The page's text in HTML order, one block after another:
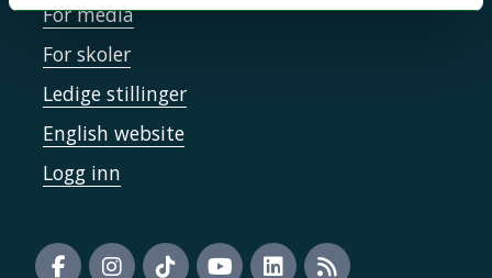
For media
For skoler
Ledige stillinger
English website
Logg inn